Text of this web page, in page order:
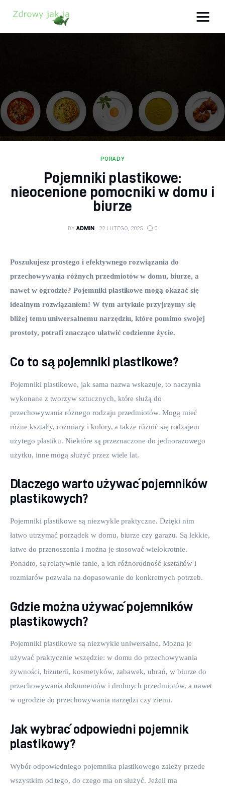
Zdrowy jak ja
Uroda
Sport
Porady
PORADY
Pojemniki plastikowe:
nieocenione pomocniki w domu i
biurze
BY ADMIN 22 LUTEGO, 2025 0
Poszukujesz prostego i efektywnego rozwiązania do
przechowywania różnych przedmiotów w domu, biurze, a
nawet w ogrodzie? Pojemniki plastikowe mogą okazać się
idealnym rozwiązaniem! W tym artykule przyjrzymy się
bliżej temu uniwersalnemu narzędziu, które pomimo swojej
prostoty, potrafi znacząco ułatwić codzienne życie.
Co to są pojemniki plastikowe?
Pojemniki plastikowe, jak sama nazwa wskazuje, to naczynia
wykonane z tworzyw sztucznych, które służą do
przechowywania różnego rodzaju przedmiotów. Mogą mieć
różne kształty, rozmiary i kolory, a także różnić się rodzajem
użytego plastiku. Niektóre są przeznaczone do jednorazowego
użytku, inne mogą służyć przez wiele lat.
Dlaczego warto używać pojemników
plastikowych?
Pojemniki plastikowe są niezwykle praktyczne. Dzięki nim
łatwo utrzymać porządek w domu, biurze czy garażu. Są lekkie,
łatwe do przenoszenia i można je stosować wielokrotnie.
Ponadto, są relatywnie tanie, a ich różnorodność kształtów i
rozmiarów pozwala na dopasowanie do konkretnych potrzeb.
Gdzie można używać pojemników
plastikowych?
Pojemniki plastikowe są niezwykle uniwersalne. Można je
używać praktycznie wszędzie: w domu do przechowywania
żywności, biżuterii, kosmetyków, zabawek, ubrań, w biurze do
przechowywania dokumentów i drobnych przedmiotów, a nawet
w ogrodzie do przechowywania narzędzi czy ziemi.
Jak wybrać odpowiedni pojemnik
plastikowy?
Wybór odpowiedniego pojemnika plastikowego zależy przede
wszystkim od tego, do czego ma on służyć. Jeżeli ma